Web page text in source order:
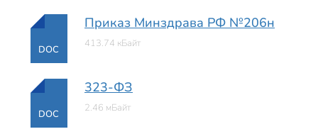
DOC
Приказ Минздрава РФ №206н
413.74 кБайт
DOC
323-ФЗ
2.46 мБайт